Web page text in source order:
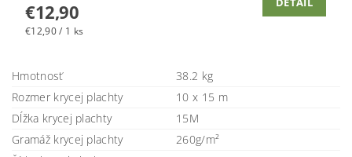
€12,90
€12,90 / 1 ks
Hmotnosť
38.2 kg
Rozmer krycej plachty
10 x 15 m
Dĺžka krycej plachty
15M
Gramáž krycej plachty
260g/m²